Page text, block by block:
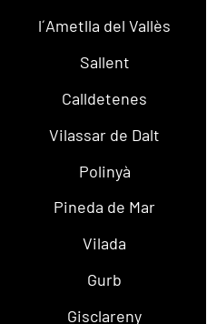
l´Ametlla del Vallès
Sallent
Calldetenes
Vilassar de Dalt
Polinyà
Pineda de Mar
Vilada
Gurb
Gisclareny